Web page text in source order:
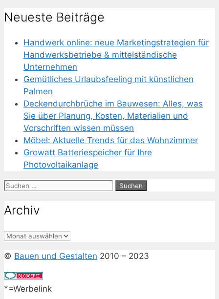
Neueste Beiträge
Handwerk online: neue Marketingstrategien für
Handwerksbetriebe & mittelständische
Unternehmen
Gemütliches Urlaubsfeeling mit künstlichen
Palmen
Deckendurchbrüche im Bauwesen: Alles, was
Sie über Planung, Kosten, Materialien und
Vorschriften wissen müssen
Möbel: Aktuelle Trends für das Wohnzimmer
Growatt Batteriespeicher für Ihre
Photovoltaikanlage
Suchen
Archiv
Archiv
© Bauen und Gestalten 2010 – 2023
*=Werbelink